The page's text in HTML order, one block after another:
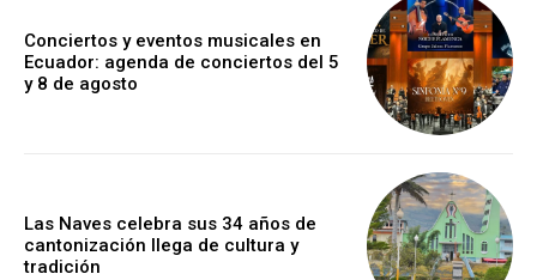
Conciertos y eventos musicales en
Ecuador: agenda de conciertos del 5
y 8 de agosto
Las Naves celebra sus 34 años de
cantonización llega de cultura y
tradición